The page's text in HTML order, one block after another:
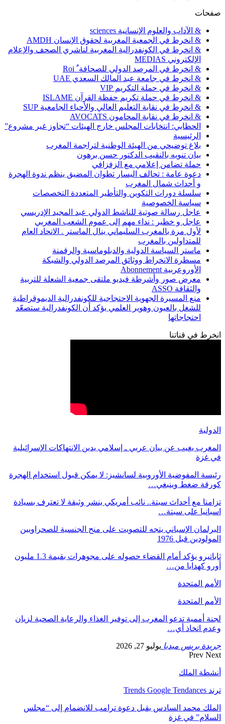
صفحات
& الآداب والعلوم الإنسانية sciences
& انخرط في الجمعية المغربية لحقوق الإنسان AMDH
& انخرط في الكونفدرالية المغربية لناشري الصحف والإعلام
الإلكتروني MEDIAS
& انخرط في المرصد الدولي للصحافة ٌ Roi
& انخرط في جامعة عبد المالك السعدي UAE
& انخرط في حملة التكريم VIP
& انخرط في حملة تكريم حفظة القرآن ISLAME
& انخرط في نقابة التعليم العالي والأحياء الجامعية SUP
& انخرط في نقابة المحامون AVOCATS
الحطابي: انتخابات المجلس خارج الهيئات “تجاوز غير مشروع”
الرئيسية
بلاغ توضيحي من الهيئة الوطنية لتراجمة المغرب
بيان تنويه بالنقيب الدكتور حسن برهون
حملة تضامن إعلامي مع الزفزافي
دعوة عامة : تحالف اليسار تطوان المضيق ينظم ندوة الهجرة
و أحداث شمال المغرب
سلسلة دورات التكوين والتأطير المتعددة التخصصات
سياسة الخصوصية
عاجل رسالة صوتية للناشط الدولي عبد المجيد الإدريسي
عاجل و خطير : نداء مهم إلى عموم الشعب المغربي
لأول مرة بالمغرب السليماني ينال الماستر . الاتحاد العام
للمتداولين بالمغرب
ماستر السياسة الدولية والدبلوماسية والرقمنة
مسطرة الانخراط ووثائق المرصد الدولي والشبكة
الأوروعربية Abonnement
معرض صور وأشرطة فيديو ملتقى جمعية الشعلة للتربية
والثقافة ASSO
منع المسيرة الجهوية الاحتجاجية للكونفدرالية الديموقراطية
للشغل بالعيون وهوير العلمي يؤكد أن الكونفدرالية ستصعّد
احتجاجاتها
انخرط في قناتنا
الدولية
المغرب يغيب عن بيان عربي ـ إسلامي يدين الانتهاكات الإسرائيلية
في غزة
رئيسة المفوضية الأوروبية لسانشيز: لا يمكن قبول استخدام الهجرة
كورقة ضغط وينبغي…
تزامنا مع أحداث سبتة.. نائب أمريكي ينشر وثيقة لا تعترف بسيادة
اسبانيا على سبتة…
البرلمان الإسباني يتجه للتصويت على منح الجنسية للصحراويين
المولودين قبل 1976
ثاباتيرو يؤكد أمام القضاء حصوله على مجوهرات بقيمة 1.3 مليون
أورو كهدايا من…
الأمم المتحدة
الأمم المتحدة
لجنة أممية تدعو المغرب إلى توفير الغذاء والرعاية الصحية لزيان
وعدم اتخاذ أي…
جريدة بريس ميديا يوليو 27, 2026
Prev Next
أنشطة الملك
ترند Trends Google Tendances
الملك محمد السادس يقبل دعوة ترامب للانضمام إلى “مجلس
السلام” في غزة